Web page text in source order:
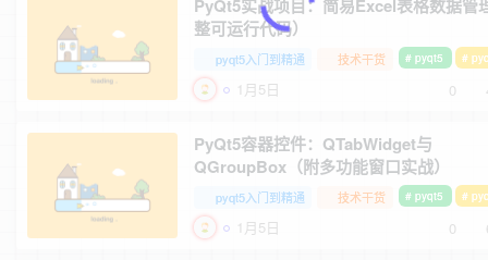
PyQt5实战项目：简易Excel表格数据管
整可运行代码）
pyqt5入门到精通 技术干货 # pyqt5 #
1月5日 0
PyQt5容器控件：QTabWidget与
QGroupBox（附多功能窗口实战）
pyqt5入门到精通 技术干货 # pyqt5 #
1月5日 0